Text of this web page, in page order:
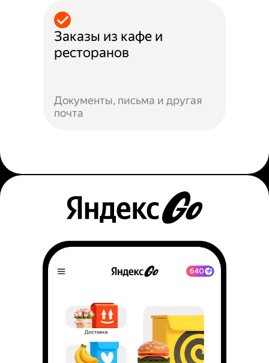
Заказы из кафе и
ресторанов
Документы, письма и другая
почта